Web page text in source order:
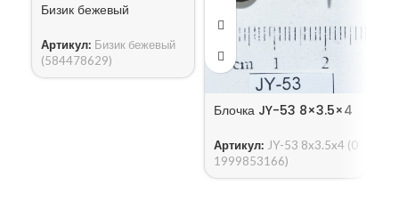
Бизик бежевый
Артикул: Бизик бежевый
(584478629)
Блочка JY-53 8×3.5×4
Артикул: JY-53 8x3.5x4 (0
1999853166)